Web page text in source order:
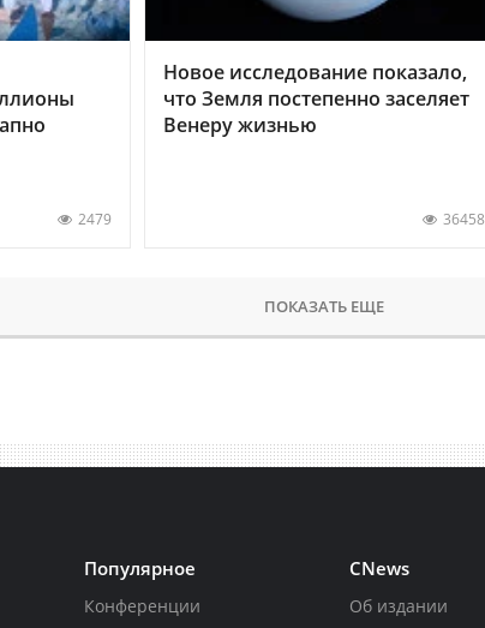
2479
Новое исследование показало,
что Земля постепенно заселяет
Венеру жизнью
36458
ПОКАЗАТЬ ЕЩЕ
Популярное
Конференции
CNews
Об издании